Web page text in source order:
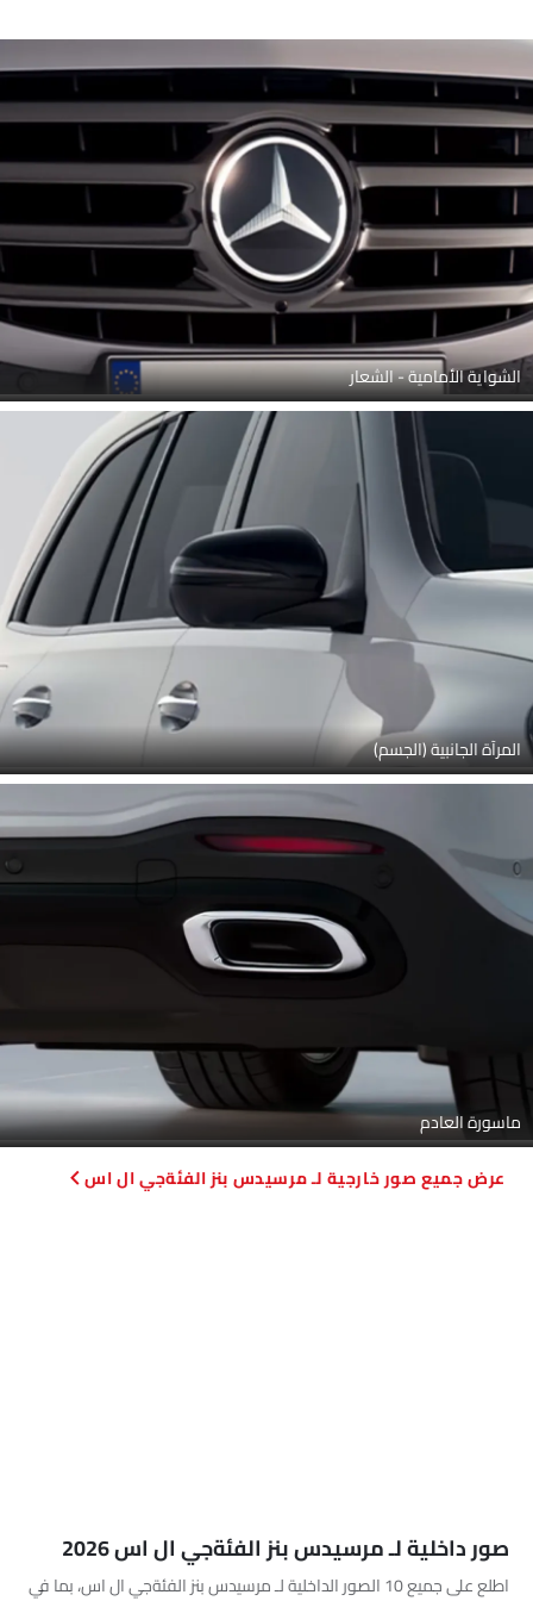
الشواية الأمامية - الشعار
المرآة الجانبية (الجسم)
ماسورة العادم
صور خارجية لـ مرسيدس بنز الفئةجي ال اس
صور داخلية لـ مرسيدس بنز الفئةجي ال اس 2026
اطلع على جميع 10 الصور الداخلية لـ مرسيدس بنز الفئةجي ال اس، بما في